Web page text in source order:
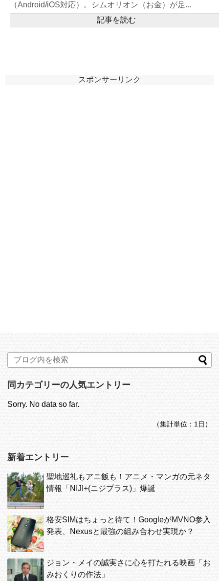
（Android/iOS対応）。シムオリオン（お金）が足...
記事を読む
スポンサーリンク
同カテゴリーの人気エントリー
Sorry. No data so far.
（集計単位：1日）
新着エントリー
聖地巡礼もアニ飯も！アニメ・マンガの元ネタ
情報「NIJI+(ニジプラス)」爆誕
格安SIMはちょっと待て！GoogleがMVNO参入
発表、Nexusと最強の組み合わせ実現か？
ジョン・メイの誠実さに心を打たれる映画「お
みおくりの作法」